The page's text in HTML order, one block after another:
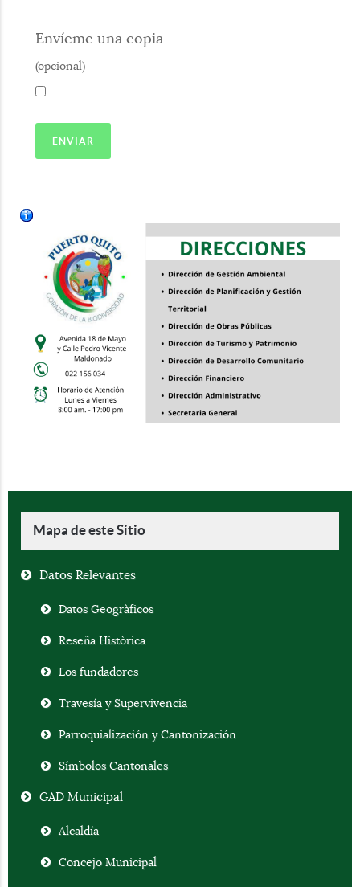
Envíeme una copia
(opcional)
ENVIAR
Mapa de este Sitio
Datos Relevantes
Datos Geogràficos
Reseña Històrica
Los fundadores
Travesía y Supervivencia
Parroquialización y Cantonización
Símbolos Cantonales
GAD Municipal
Alcaldía
Concejo Municipal